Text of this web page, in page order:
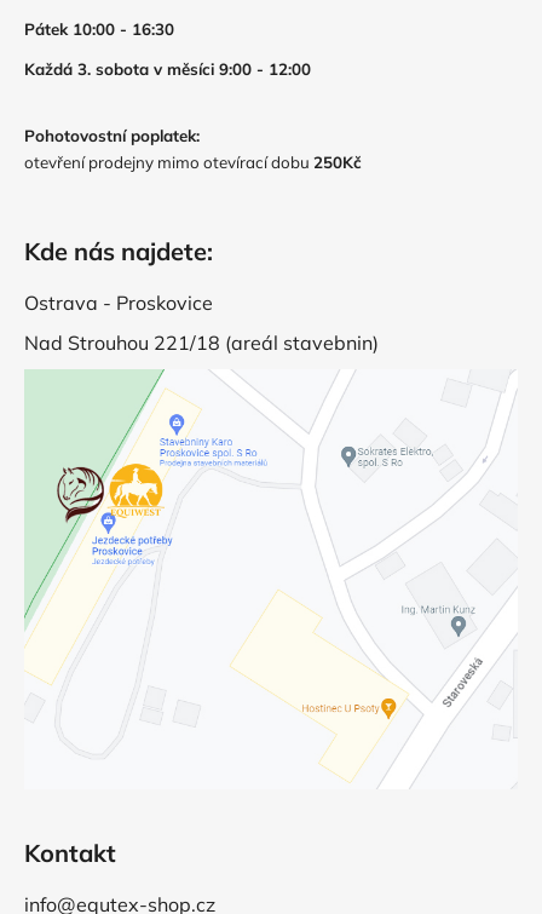
Pátek 10:00 - 16:30
Každá 3. sobota v měsíci 9:00 - 12:00
Pohotovostní poplatek:
otevření prodejny mimo otevírací dobu 250Kč
Kde nás najdete:
Ostrava - Proskovice
Nad Strouhou 221/18 (areál stavebnin)
Kontakt
info@equtex-shop.cz